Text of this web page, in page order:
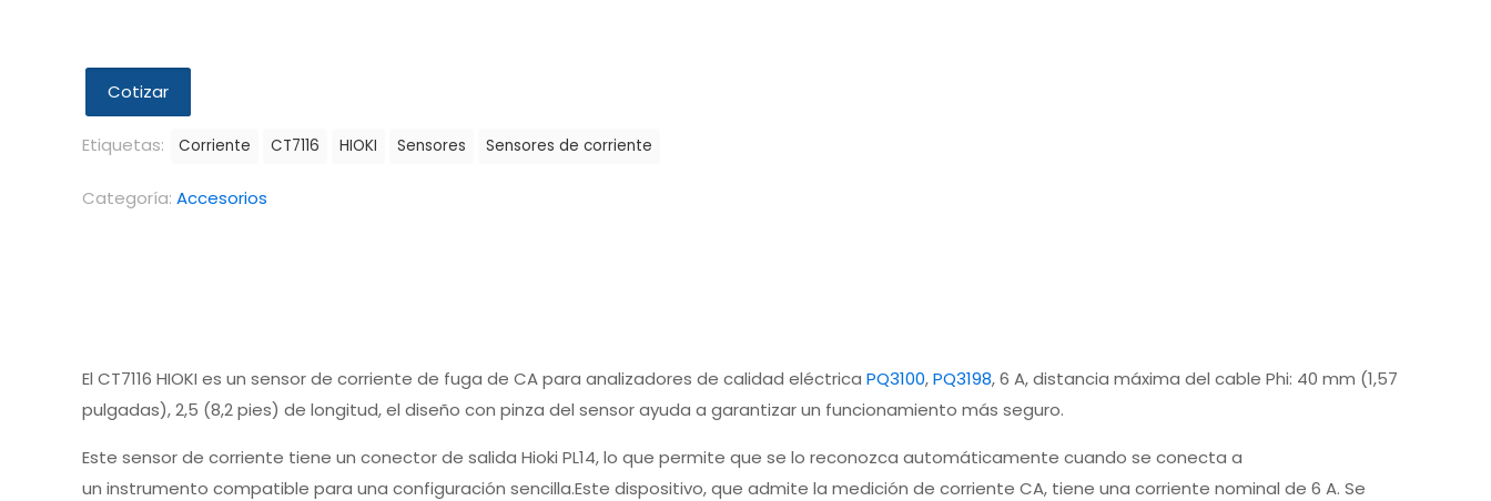
Cotizar
Etiquetas: Corriente CT7116 HIOKI Sensores Sensores de corriente
Categoría: Accesorios
El CT7116 HIOKI es un sensor de corriente de fuga de CA para analizadores de calidad eléctrica PQ3100,PQ3198, 6 A, distancia máxima del cable Phi: 40 mm (1,57
pulgadas), 2,5 (8,2 pies) de longitud, el diseño con pinza del sensor ayuda a garantizar un funcionamiento más seguro.
Este sensor de corriente tiene un conector de salida Hioki PL14, lo que permite que se lo reconozca automáticamente cuando se conecta a
un instrumento compatible para una configuración sencilla.Este dispositivo, que admite la medición de corriente CA, tiene una corriente nominal de 6 A. Se